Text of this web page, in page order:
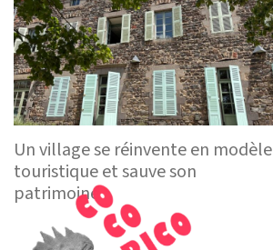
Un village se réinvente en modèle
touristique et sauve son
patrimoine